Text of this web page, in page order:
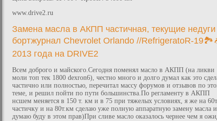
www.drive2.ru
Замена масла в АКПП частичная, текущие
бортжурнал Chevrolet Orlando //RefrigeratoR-
2013 года на DRIVE2
Всем доброго и майского.Сегодня поменял масло в АКПП (на ликви
моли топ тек 1800 dexron6), честно много и долго думал как это
частично или полностью, перечитал массу форумов и отзывов по
теме, и решил пойти по пути большинства.По регламенту в АКПП
нсшем меняется в 150 т. км и в 75 при тяжелых условиях, я же на
частичку и на 80т.км сделаю уже полную аппаратную замену масла и
думаю буду в этом прав)При сливе масло оказалось чернее чем я